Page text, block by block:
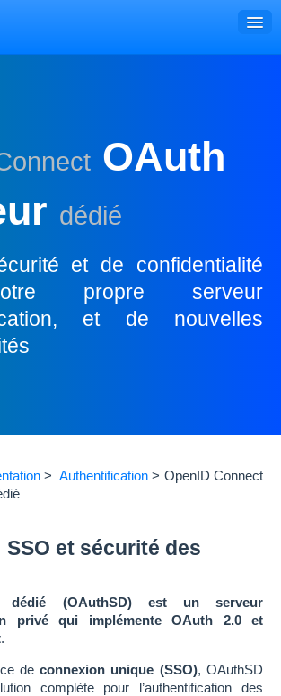
OAuth
dédié
et de confidentialité
propre serveur
et de nouvelles
> Authentification > OpenID Connect
SSO et sécurité des
dédié (OAuthSD) est un serveur
privé qui implémente OAuth 2.0 et
.
deconnexion unique (SSO), OAuthSD
complète pour l’authentification des